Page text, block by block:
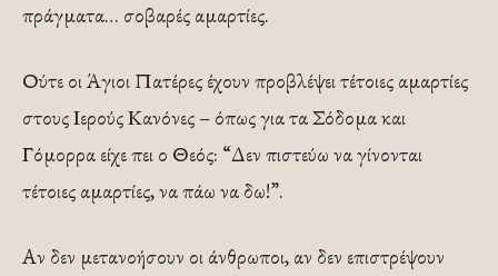
πράγματα… σοβαρές αμαρτίες.
Ούτε οι Άγιοι Πατέρες έχουν προβλέψει τέτοιες αμαρτίες
στους Ιερούς Κανόνες – όπως για τα Σόδομα και
Γόμορρα είχε πει ο Θεός: “Δεν πιστεύω να γίνονται
τέτοιες αμαρτίες, να πάω να δω!”.
Αν δεν μετανοήσουν οι άνθρωποι, αν δεν επιστρέψουν